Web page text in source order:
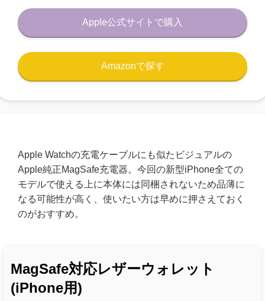
Apple公式サイトで購入
Amazonで探す
Apple Watchの充電ケーブルにも似たビジュアルの
Apple純正MagSafe充電器。今回の新型iPhone全ての
モデルで使える上に本体には同梱されないため品薄に
なる可能性が高く、使いたい方は早めに押さえておく
のがおすすめ。
MagSafe対応レザーウォレット
(iPhone用)